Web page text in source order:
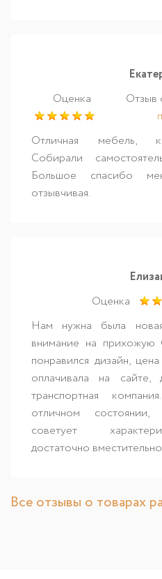
Оценка
Отзыв
Отличная мебель,
Собирали
Большое спасибо
отзывчивая.
Оценка
Нам нужна была
внимание на прихожую
понравился дизайн,
оплачивала на сайте,
транспортная
отличном состоянии,
советует
достаточно
Все отзывы о товарах